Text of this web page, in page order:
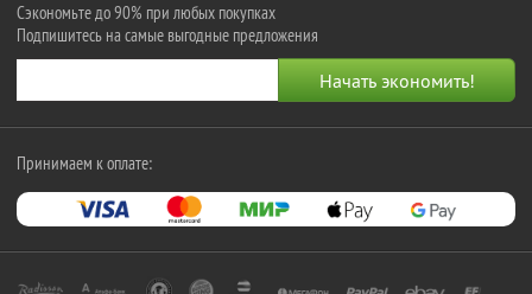
Сэкономьте до 90% при любых покупках
Подпишитесь на самые выгодные предложения
Принимаем к оплате: